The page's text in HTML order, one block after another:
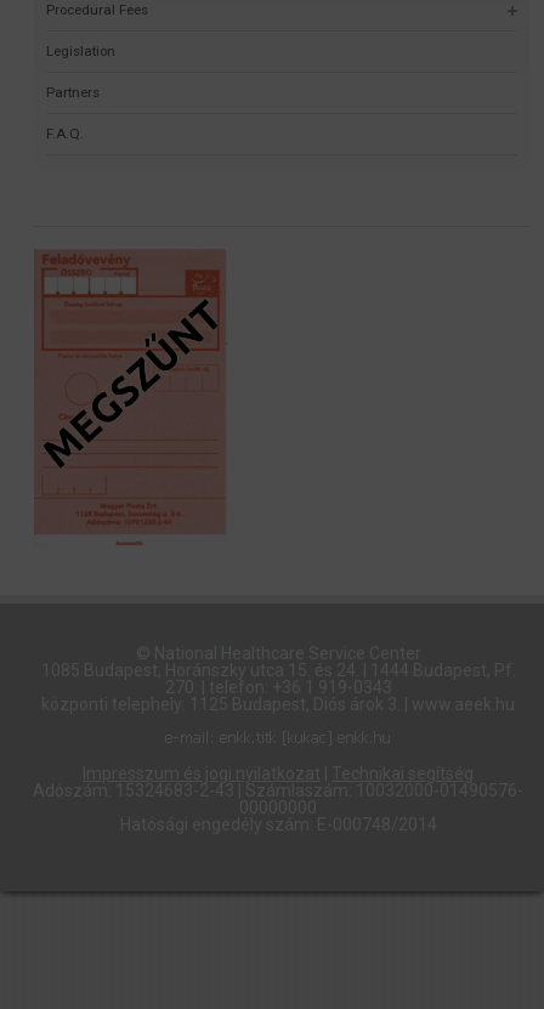
Procedural Fees
Legislation
Partners
F.A.Q.